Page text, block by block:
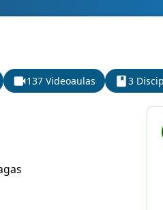
137 Videoaulas 3